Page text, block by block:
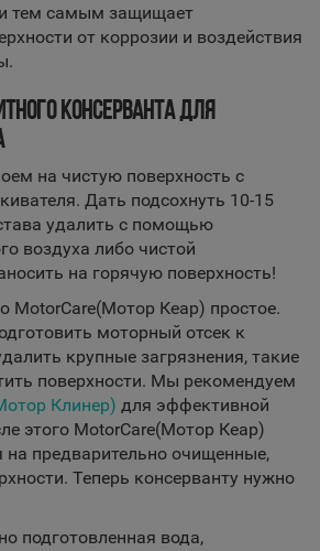
тем самым защищает
от коррозии и воздействия
КОНСЕРВАНТА ДЛЯ
на чистую поверхность с
Дать подсохнуть 10-15
удалить с помощью
воздуха либо чистой
на горячую поверхность!
MotorCare(Мотор Кеар) простое.
моторный отсек к
крупные загрязнения, такие
поверхности. Мы рекомендуем
Клинер) для эффективной
этого MotorCare(Мотор Кеар)
на предварительно очищенные,
Теперь консерванту нужно
подготовленная вода,